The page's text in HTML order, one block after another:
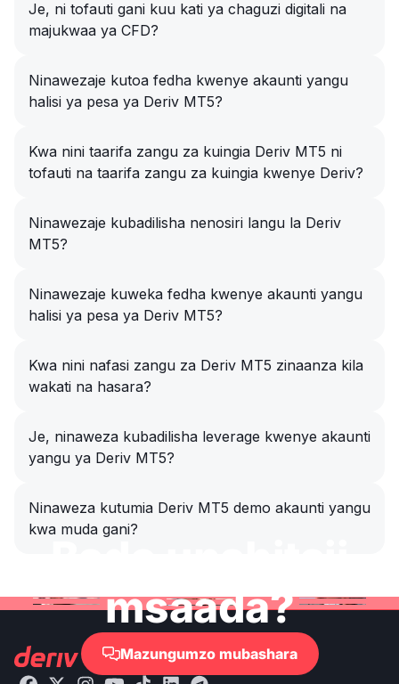
Je, ni tofauti gani kuu kati ya chaguzi digitali na
majukwaa ya CFD?
Ninawezaje kutoa fedha kwenye akaunti yangu
halisi ya pesa ya Deriv MT5?
Kwa nini taarifa zangu za kuingia Deriv MT5 ni
tofauti na taarifa zangu za kuingia kwenye Deriv?
Ninawezaje kubadilisha nenosiri langu la Deriv
MT5?
Ninawezaje kuweka fedha kwenye akaunti yangu
halisi ya pesa ya Deriv MT5?
Kwa nini nafasi zangu za Deriv MT5 zinaanza kila
wakati na hasara?
Je, ninaweza kubadilisha leverage kwenye akaunti
yangu ya Deriv MT5?
Ninaweza kutumia Deriv MT5 demo akaunti yangu
kwa muda gani?
msaada?
Mazungumzo mubashara